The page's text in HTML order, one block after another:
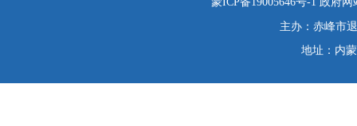
主办：赤峰市
地址：内